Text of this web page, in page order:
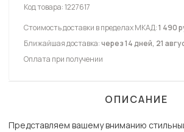
Код товара:1227617
Стоимость доставки в пределах МКАД:1 490
Ближайшая доставка:через 14 дней, 21
Оплата при получении
ОПИСАНИЕ
Представляем вашему вниманию